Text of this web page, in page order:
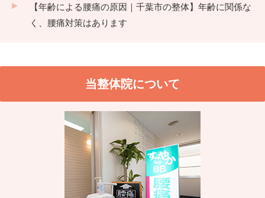
【年齢による腰痛の原因｜千葉市の整体】年齢に関係な
く、腰痛対策はあります
当整体院について